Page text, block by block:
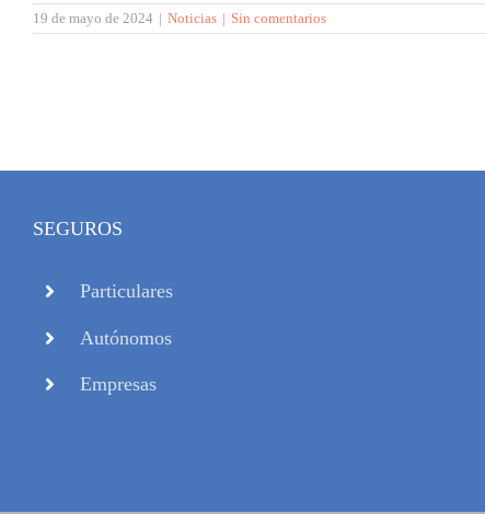
19 de mayo de 2024 | Noticias | Sin comentarios
SEGUROS
Particulares
Autónomos
Empresas